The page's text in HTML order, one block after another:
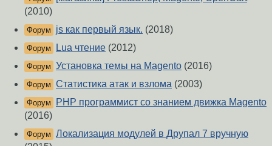
(2010)
Форум js как первый язык. (2018)
Форум Lua чтение (2012)
Форум Установка темы на Magento (2016)
Форум Статистика атак и взлома (2003)
Форум
PHP программист со знанием движка Magento
(2016)
Форум Локализация модулей в Друпал 7 вручную